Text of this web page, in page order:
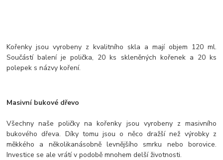
Kořenky jsou vyrobeny z kvalitního skla a mají objem 120 ml.
Součástí balení je polička, 20 ks skleněných kořenek a 20 ks
polepek s názvy koření.
Masivní bukové dřevo
Všechny naše poličky na kořenky jsou vyrobeny z masivního
bukového dřeva. Díky tomu jsou o něco dražší než výrobky z
měkkého a několikanásobně levnějšího smrku nebo borovice.
Investice se ale vrátí v podobě mnohem delší životnosti.